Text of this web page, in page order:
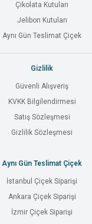
Çikolata Kutuları
Jelibon Kutuları
Aynı Gün Teslimat Çiçek
Gizlilik
Güvenli Alışveriş
KVKK Bilgilendirmesi
Satış Sözleşmesi
Gizlilik Sözleşmesi
Aynı Gün Teslimat Çiçek
İstanbul Çiçek Siparişi
Ankara Çiçek Siparişi
İzmir Çiçek Siparişi